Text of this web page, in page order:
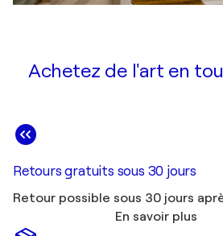
Achetez de l'art en
Retours gratuits sous 30 jours
Retour possible sous 30 jours
En savoir plus